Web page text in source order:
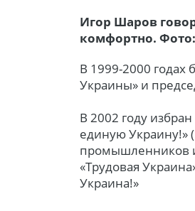
Игор Шаров
комфортно.
В 1999-2000 годах
Украины» и
В 2002 году
единую Украину!»
промышленников
«Трудовая
Украина!»